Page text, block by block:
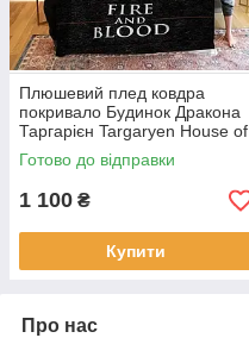
Плюшевий плед ковдра
покривало Будинок Дракона
Таргарієн Targaryen House of
the Dragon 150х200 см
Готово до відправки
1 100 ₴
Купити
Про нас